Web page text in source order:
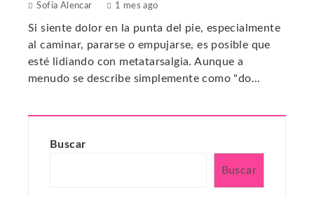
Sofía Alencar 1 mes ago
Si siente dolor en la punta del pie, especialmente
al caminar, pararse o empujarse, es posible que
esté lidiando con metatarsalgia. Aunque a
menudo se describe simplemente como "do...
Buscar
Buscar